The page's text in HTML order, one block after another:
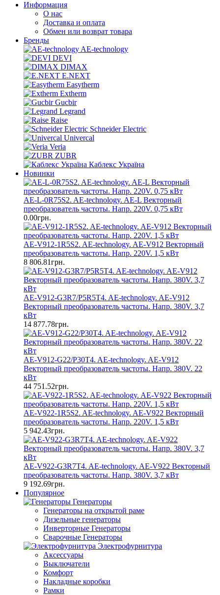
Информация
О нас
Доставка и оплата
Обмен или возврат товара
Бренды
AE-technology
DEVI
DIMAX
E.NEXT
Easytherm
Extherm
Gucbir
Legrand
Raise
Schneider Electric
Univercal
Veria
ZUBR
Каблекс Україна
Новинки
AE-L-0R75S2. AE-technology. AE-L Векторный
преобразователь частоты. Напр. 220V. 0,75 кВт
0.00грн.
AE-V912-1R5S2. AE-technology. AE-V912 Векторный
преобразователь частоты. Напр. 220V. 1,5 кВт
8 806.81грн.
AE-V912-G3R7/P5R5T4. AE-technology. AE-V912
Векторный преобразователь частоты. Напр. 380V. 3,7
кВт
14 877.78грн.
AE-V912-G22/P30T4. AE-technology. AE-V912
Векторный преобразователь частоты. Напр. 380V. 22
кВт
44 751.52грн.
AE-V922-1R5S2. AE-technology. AE-V922 Векторный
преобразователь частоты. Напр. 220V. 1,5 кВт
5 942.43грн.
AE-V922-G3R7T4. AE-technology. AE-V922 Векторный
преобразователь частоты. Напр. 380V. 3,7 кВт
9 192.69грн.
Популярное
Генераторы
Генераторы на открытой раме
Дизельные генераторы
Инверторные Генераторы
Сварочные Генераторы
Электрофурнитура
Аксессуары
Выключатели
Комфорт
Накладные коробки
Рамки